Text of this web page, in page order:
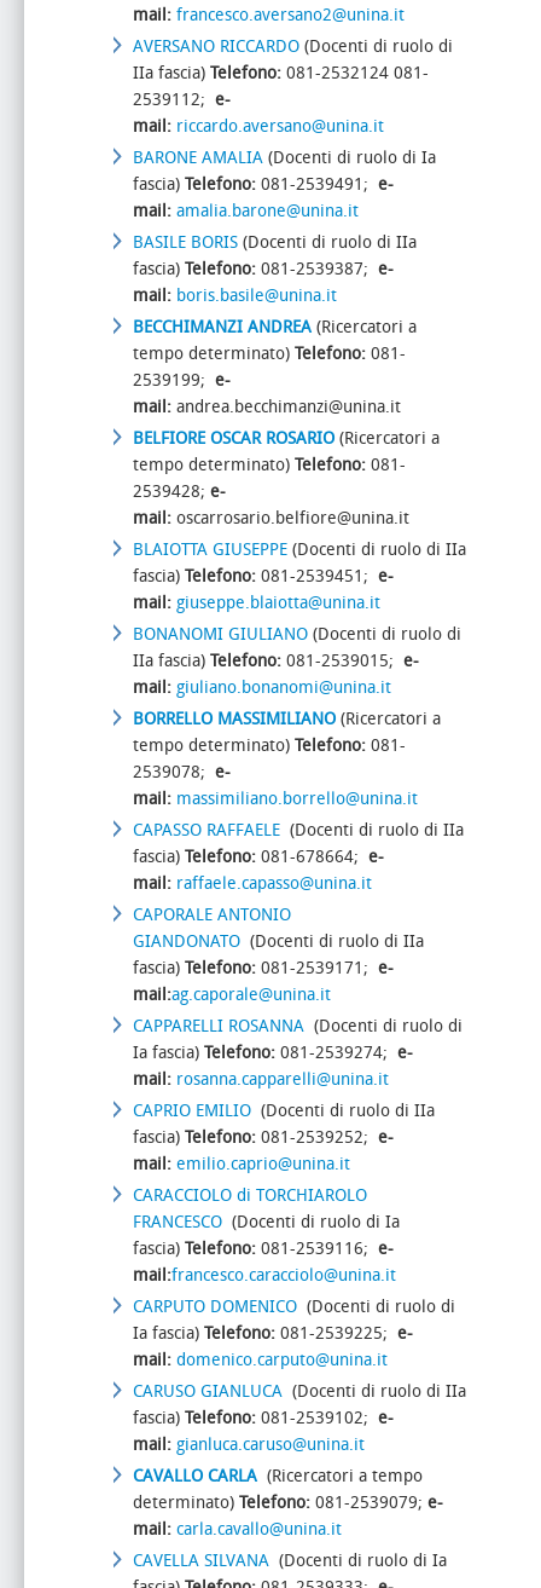
mail: francesco.aversano2@unina.it
AVERSANO RICCARDO (Docenti di ruolo di
IIa fascia) Telefono: 081-2532124 081-
2539112; e-
mail: riccardo.aversano@unina.it
BARONE AMALIA (Docenti di ruolo di Ia
fascia) Telefono: 081-2539491; e-
mail: amalia.barone@unina.it
BASILE BORIS (Docenti di ruolo di IIa
fascia) Telefono: 081-2539387; e-
mail: boris.basile@unina.it
BECCHIMANZI ANDREA (Ricercatori a
tempo determinato) Telefono: 081-
2539199; e-
mail: andrea.becchimanzi@unina.it
BELFIORE OSCAR ROSARIO (Ricercatori a
tempo determinato) Telefono: 081-
2539428; e-
mail: oscarrosario.belfiore@unina.it
BLAIOTTA GIUSEPPE (Docenti di ruolo di IIa
fascia) Telefono: 081-2539451; e-
mail: giuseppe.blaiotta@unina.it
BONANOMI GIULIANO (Docenti di ruolo di
IIa fascia) Telefono: 081-2539015; e-
mail: giuliano.bonanomi@unina.it
BORRELLO MASSIMILIANO (Ricercatori a
tempo determinato) Telefono: 081-
2539078; e-
mail: massimiliano.borrello@unina.it
CAPASSO RAFFAELE (Docenti di ruolo di IIa
fascia) Telefono: 081-678664; e-
mail: raffaele.capasso@unina.it
CAPORALE ANTONIO
GIANDONATO (Docenti di ruolo di IIa
fascia) Telefono: 081-2539171; e-
mail:ag.caporale@unina.it
CAPPARELLI ROSANNA (Docenti di ruolo di
Ia fascia) Telefono: 081-2539274; e-
mail: rosanna.capparelli@unina.it
CAPRIO EMILIO (Docenti di ruolo di IIa
fascia) Telefono: 081-2539252; e-
mail: emilio.caprio@unina.it
CARACCIOLO di TORCHIAROLO
FRANCESCO (Docenti di ruolo di Ia
fascia) Telefono: 081-2539116; e-
mail:francesco.caracciolo@unina.it
CARPUTO DOMENICO (Docenti di ruolo di
Ia fascia) Telefono: 081-2539225; e-
mail: domenico.carputo@unina.it
CARUSO GIANLUCA (Docenti di ruolo di IIa
fascia) Telefono: 081-2539102; e-
mail: gianluca.caruso@unina.it
CAVALLO CARLA (Ricercatori a tempo
determinato) Telefono: 081-2539079; e-
mail: carla.cavallo@unina.it
CAVELLA SILVANA (Docenti di ruolo di Ia